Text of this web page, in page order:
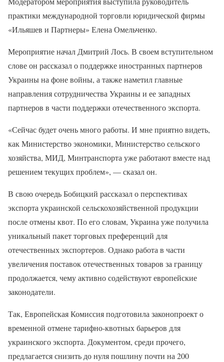
практики международной торговли юридической фирмы
«Ильяшев и Партнеры» Елена Омельченко.
Мероприятие начал Дмитрий Лось. В своем вступительном
слове он рассказал о поддержке иностранных партнеров
Украины на фоне войны, а также наметил главные
направления сотрудничества Украины и ее западных
партнеров в части поддержки отечественного экспорта.
«Сейчас будет очень много работы. И мне приятно видеть,
как Министерство экономики, Министерство сельского
хозяйства, МИД, Минтранспорта уже работают вместе над
решением текущих проблем», — сказал он.
В свою очередь Бобицкий рассказал о перспективах
экспорта украинской сельскохозяйственной продукции
после отмены квот. По его словам, Украина уже получила
уникальный пакет торговых преференций для
отечественных экспортеров. Однако работа в части
увеличения поставок отечественных товаров за границу
продолжается, чему активно содействуют европейские
законодатели.
Так, Европейская Комиссия подготовила законопроект о
временной отмене тарифно-квотных барьеров для
украинского экспорта. Документом, среди прочего,
предлагается снизить до нуля пошлину почти на 200